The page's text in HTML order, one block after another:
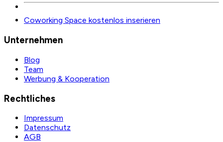
Coworking Space kostenlos inserieren
Unternehmen
Blog
Team
Werbung & Kooperation
Rechtliches
Impressum
Datenschutz
AGB